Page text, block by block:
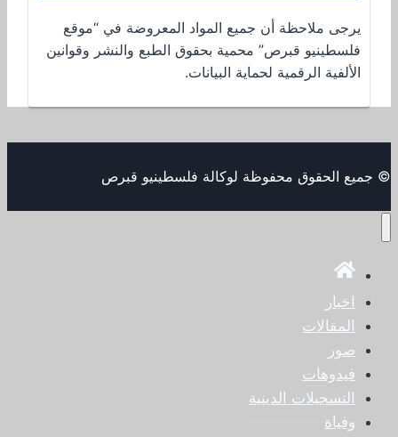
يرجى ملاحظة أن جميع المواد المعروضة في “موقع
فلسطينيو قبرص” محمية بحقوق الطبع والنشر وقوانين
الألفية الرقمية لحماية البيانات.
© جميع الحقوق محفوظة لوكالة فلسطينيو قبرص
اخبار
المقالات
صور
فيدوهات
التسجيلات الدينية
وفياة